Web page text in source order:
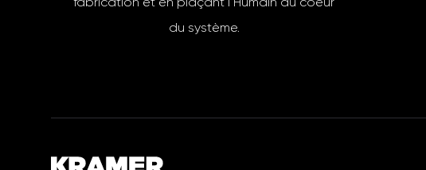
fabrication et en plaçant l’Humain au coeur
du système.